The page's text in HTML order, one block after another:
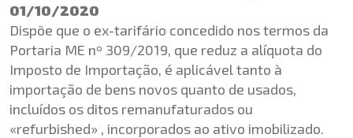
01/10/2020
Dispõe que o ex-tarifário concedido nos termos da
Portaria ME nº 309/2019, que reduz a alíquota do
Imposto de Importação, é aplicável tanto à
importação de bens novos quanto de usados,
incluídos os ditos remanufaturados ou
«refurbished» , incorporados ao ativo imobilizado.